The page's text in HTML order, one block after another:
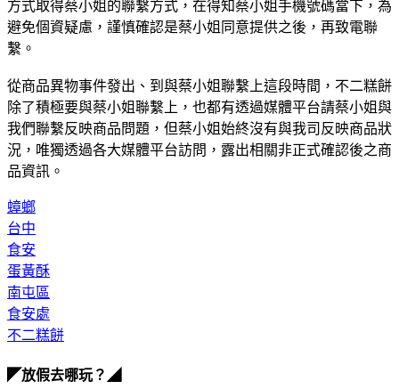
方式取得蔡小姐的聯繫方式，在得知蔡小姐手機號碼當下，為
避免個資疑慮，謹慎確認是蔡小姐同意提供之後，再致電聯
繫。
從商品異物事件發出、到與蔡小姐聯繫上這段時間，不二糕餅
除了積極要與蔡小姐聯繫上，也都有透過媒體平台請蔡小姐與
我們聯繫反映商品問題，但蔡小姐始終沒有與我司反映商品狀
況，唯獨透過各大媒體平台訪問，露出相關非正式確認後之商
品資訊。
蟑螂
台中
食安
蛋黃酥
南屯區
食安處
不二糕餅
◤放假去哪玩？◢